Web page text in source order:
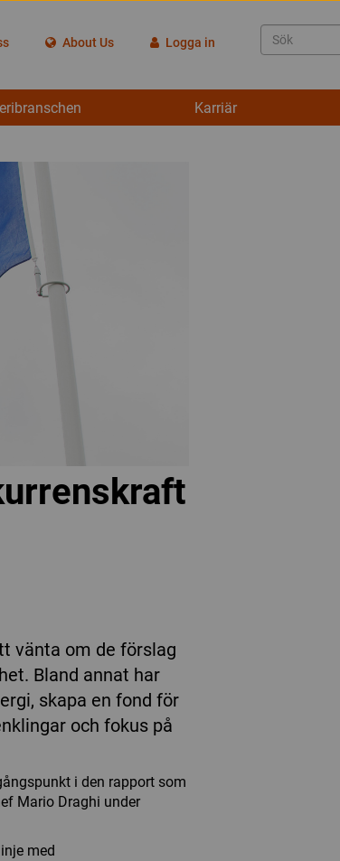
About Us Logga in
Karriär
vänta om de förslag
Bland annat har
skapa en fond för
och fokus på
i den rapport som
Mario Draghi under
med